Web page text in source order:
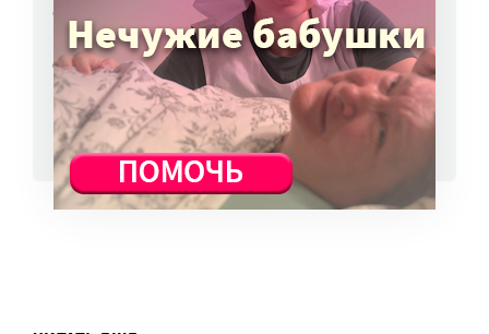
Обязать самозанятых платить пенсионные
взносы предлагают профсоюзы
6 авг, 10:51
ВСЕ НОВОСТИ